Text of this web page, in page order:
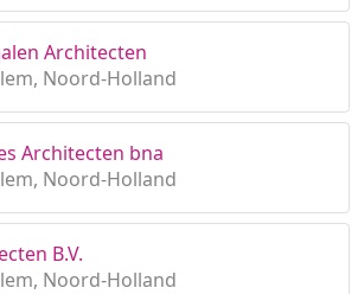
Architecten
Noord-Holland
Architecten bna
Noord-Holland
B.V.
Noord-Holland